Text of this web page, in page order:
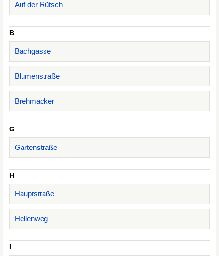
Auf der Rütsch
B
Bachgasse
Blumenstraße
Brehmacker
G
Gartenstraße
H
Hauptstraße
Hellenweg
I